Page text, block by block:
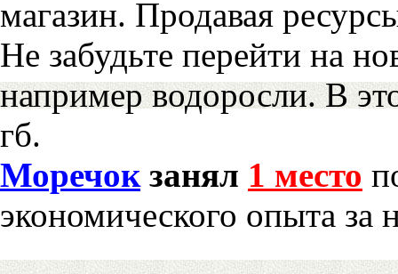
магазин. Продавая
Не забудьте перейти на
например водоросли. В
гб.
Моречокзанял 1 место
экономического опыта за